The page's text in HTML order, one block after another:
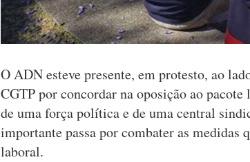
O ADN esteve presente, em protesto, ao
CGTP por concordar na oposição ao
de uma força política e de uma central
importante passa por combater as medidas
laboral.